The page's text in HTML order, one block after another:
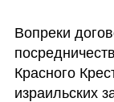
Вопреки
Красного
израильских